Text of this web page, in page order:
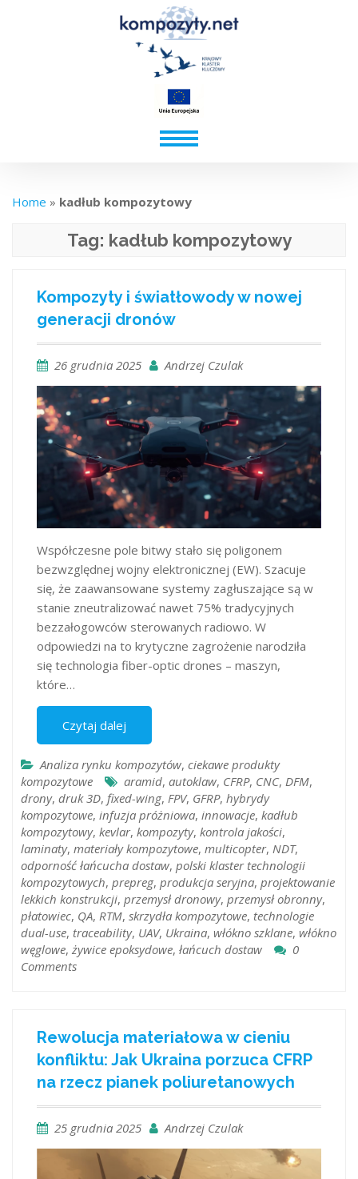
Home » kadłub kompozytowy
Tag: kadłub kompozytowy
Kompozyty i światłowody w nowej
generacji dronów
26 grudnia 2025 Andrzej Czulak
Współczesne pole bitwy stało się poligonem
bezwzględnej wojny elektronicznej (EW). Szacuje
się, że zaawansowane systemy zagłuszające są w
stanie zneutralizować nawet 75% tradycyjnych
bezzałogowców sterowanych radiowo. W
odpowiedzi na to krytyczne zagrożenie narodziła
się technologia fiber-optic drones – maszyn,
które…
Czytaj dalej
Analiza rynku kompozytów, ciekawe produkty
kompozytowe
aramid, autoklaw, CFRP, CNC, DFM,
drony, druk 3D, fixed-wing, FPV, GFRP, hybrydy
kompozytowe, infuzja próżniowa, innowacje, kadłub
kompozytowy, kevlar, kompozyty, kontrola jakości,
laminaty, materiały kompozytowe, multicopter, NDT,
odporność łańcucha dostaw, polski klaster technologii
kompozytowych, prepreg, produkcja seryjna, projektowanie
lekkich konstrukcji, przemysł dronowy, przemysł obronny,
płatowiec, QA, RTM, skrzydła kompozytowe, technologie
dual-use, traceability, UAV, Ukraina, włókno szklane, włókno
węglowe, żywice epoksydowe, łańcuch dostaw
0
Comments
Rewolucja materiałowa w cieniu
konfliktu: Jak Ukraina porzuca CFRP
na rzecz pianek poliuretanowych
25 grudnia 2025 Andrzej Czulak